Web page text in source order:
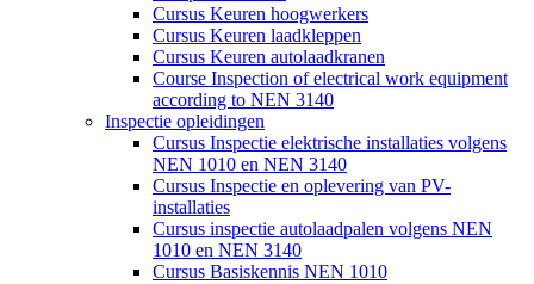
Cursus Keuren hoogwerkers
Cursus Keuren laadkleppen
Cursus Keuren autolaadkranen
Course Inspection of electrical work equipment
according to NEN 3140
Inspectie opleidingen
Cursus Inspectie elektrische installaties volgens
NEN 1010 en NEN 3140
Cursus Inspectie en oplevering van PV-
installaties
Cursus inspectie autolaadpalen volgens NEN
1010 en NEN 3140
Cursus Basiskennis NEN 1010